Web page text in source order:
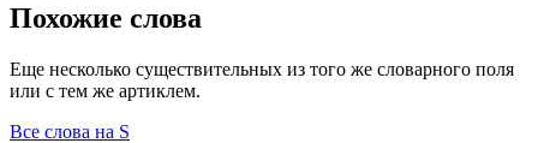
Похожие слова
Еще несколько существительных из того же словарного поля
или с тем же артиклем.
Все слова на S